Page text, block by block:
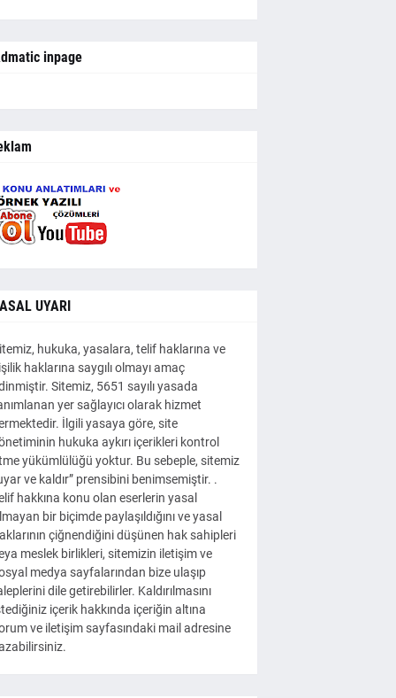
inpage
UYARI
hukuka, yasalara, telif haklarına ve
haklarına saygılı olmayı amaç
Sitemiz, 5651 sayılı yasada
yer sağlayıcı olarak hizmet
İlgili yasaya göre, site
hukuka aykırı içerikleri kontrol
yükümlülüğü yoktur. Bu sebeple, sitemiz
ve kaldır” prensibini benimsemiştir. .
hakkına konu olan eserlerin yasal
bir biçimde paylaşıldığını ve yasal
çiğnendiğini düşünen hak sahipleri
meslek birlikleri, sitemizin iletişim ve
medya sayfalarından bize ulaşıp
dile getirebilirler. Kaldırılmasını
içerik hakkında içeriğin altına
ve iletişim sayfasındaki mail adresine